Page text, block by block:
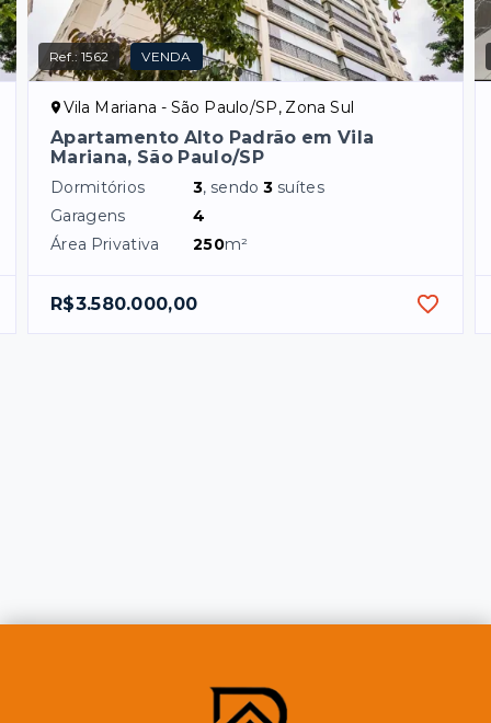
Ref.:1562 VENDA
Vila Mariana - São Paulo/SP, Zona Sul
Apartamento Alto Padrão em Vila
Mariana, São Paulo/SP
Dormitórios 3, sendo3 suítes
Garagens
4
Área Privativa
250m²
R$3.580.000,00